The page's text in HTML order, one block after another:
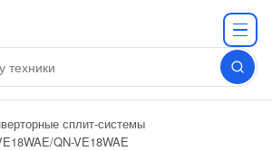
сплит-системы
QN-VE18WAE